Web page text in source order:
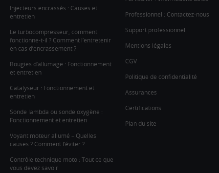
Injecteurs encrassés : Causes et
entretien
Le turbocompresseur, comment
fonctionne-t-il ? Comment l’entretenir
en cas d’encrassement ?
Bougies d’allumage : Fonctionnement
et entretien
Catalyseur : Fonctionnement et
entretien
Sonde lambda ou sonde oxygène :
Fonctionnement et entretien
Voyant moteur allumé – Quelles
causes ? Comment l’éviter ?
Contrôle technique moto : Tout ce que
vous devez savoir
Professionnel : Contactez-nous
Support professionnel
Mentions légales
CGV
Politique de confidentialité
Assurances
Certifications
Plan du site